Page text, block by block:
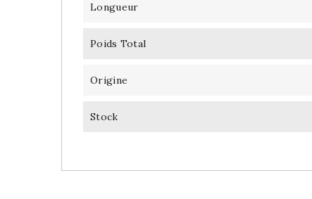
Longueur
Poids Total
Origine
Stock